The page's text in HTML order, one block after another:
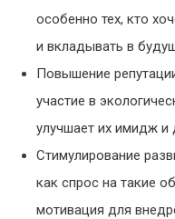
особенно тех, кто
и вкладывать в
Повышение
участие в
улучшает их имидж и
Стимулирование
как спрос на такие
мотивация для